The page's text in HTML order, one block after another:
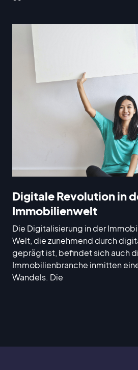
Digitale Revolution in
Immobilienwelt
Die Digitalisierung in der
Welt, die zunehmend durch
geprägt ist, befindet sich auch
Immobilienbranche inmitten
Wandels. Die